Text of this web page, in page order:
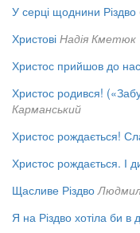
У серці щоднини Різдво
Христові Надія Кметюк
Христос прийшов до
Христос родився!
Карманський
Христос рождається!
Христос рождається. І
Щасливе Різдво
Я на Різдво хотіла би в